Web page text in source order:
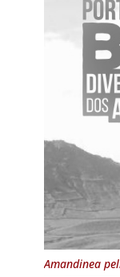
Amandinea